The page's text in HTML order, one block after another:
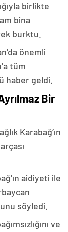
birlikte
bina
burktu.
önemli
tüm
haber geldi.
Bir
Karabağ’ın
aidiyeti ile
söyledi.
ve